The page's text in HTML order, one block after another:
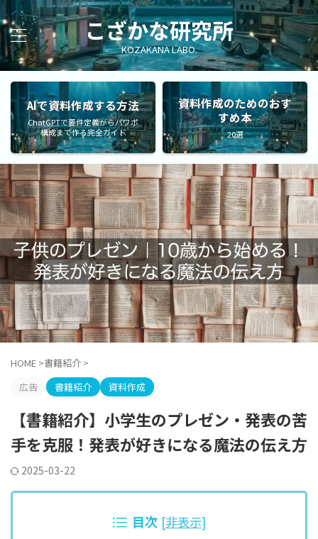
こざかな研究所
KOZAKANA LABO.
AIで資料作成する方法
ChatGPTで要件定義からパワポ
構成まで作る完全ガイド
資料作成のためのおす
すめ本
20選
HOME >書籍紹介 >
広告
書籍紹介 資料作成
【書籍紹介】小学生のプレゼン・発表の苦
手を克服！発表が好きになる魔法の伝え方
2025-03-22
目次 [非表示]